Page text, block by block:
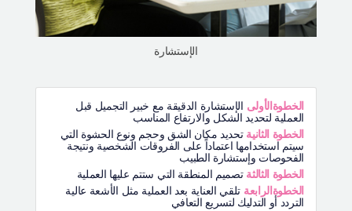
الإستشارة
الخطوةالأولى الإستشارة الدقيقة مع خبير التجميل قبل
العملية لتحديد الشكل والارتفاع المناسب
الخطوة الثانية تحديد مكان الشق وحجم ونوع الحشوة التي
سيتم استخدامها اعتماداً على الفروقات الشخصية ونتيجة
الفحوصات وإستشارة الطبيب
الخطوة الثالثة تصميم المنطقة التي ستتم عليها العملية
الخطوةالرابعة تلقي العناية بعد العملية مثل الأشعة عالية
التردد أو التدليك لتسريع التعافي